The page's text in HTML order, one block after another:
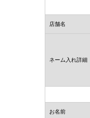
店舗名
ネーム入れ詳細
お名前